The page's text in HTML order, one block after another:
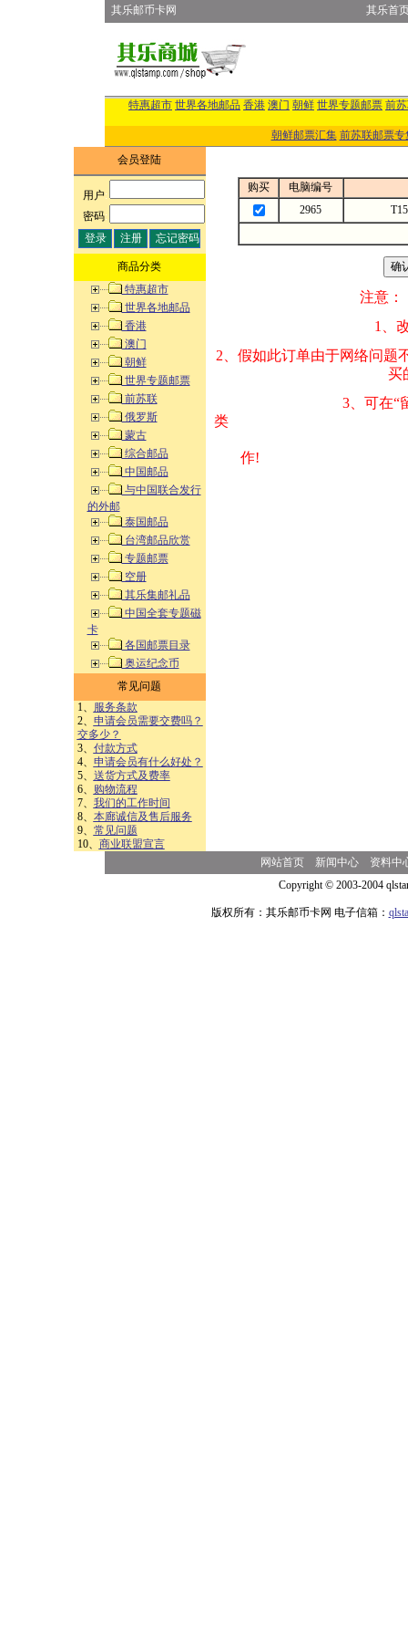
其乐邮币卡网 其乐首
特惠超市 世界各地邮品 香港 澳门 朝鲜 世界专题邮票 前
朝鲜邮票汇集 前苏联邮票专
会员登陆
用户:
密码:
商品分类
特惠超市
世界各地邮品
香港
澳门
朝鲜
世界专题邮票
前苏联
俄罗斯
蒙古
综合邮品
中国邮品
与中国联合发行
的外邮
泰国邮品
台湾邮品欣赏
专题邮票
空册
其乐集邮礼品
中国全套专题磁
卡
各国邮票目录
奥运纪念币
常见问题
1、
服务条款
2、 申请会员需要交费吗？
交多少？
3、 付款方式
4、 申请会员有什么好处？
5、 送货方式及费率
6、
购物流程
7、 我们的工作时间
8、 本廊诚信及售后服务
9、 常见问题
10、 商业联盟宣言
购买
电脑编号
2965
注意：
1、改变商品数量
2、假如此订单由
买的邮品的“
3、可在“
类 方式告之
作!
网站首页 新闻中心
资料中
Copyright © 2003-2004
版权所有：其乐邮币卡网 电子信箱：